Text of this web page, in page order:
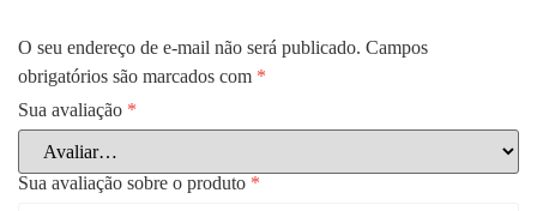
O seu endereço de e-mail não será publicado. Campos
obrigatórios são marcados com *
Sua avaliação *
Sua avaliação sobre o produto *